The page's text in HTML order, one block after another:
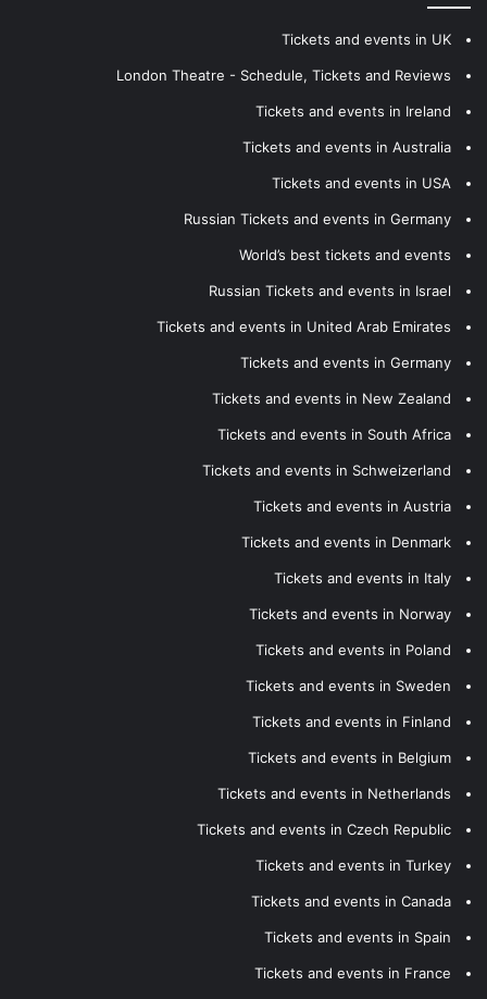
Tickets and events in UK
London Theatre - Schedule, Tickets and Reviews
Tickets and events in Ireland
Tickets and events in Australia
Tickets and events in USA
Russian Tickets and events in Germany
World’s best tickets and events
Russian Tickets and events in Israel
Tickets and events in United Arab Emirates
Tickets and events in Germany
Tickets and events in New Zealand
Tickets and events in South Africa
Tickets and events in Schweizerland
Tickets and events in Austria
Tickets and events in Denmark
Tickets and events in Italy
Tickets and events in Norway
Tickets and events in Poland
Tickets and events in Sweden
Tickets and events in Finland
Tickets and events in Belgium
Tickets and events in Netherlands
Tickets and events in Czech Republic
Tickets and events in Turkey
Tickets and events in Canada
Tickets and events in Spain
Tickets and events in France